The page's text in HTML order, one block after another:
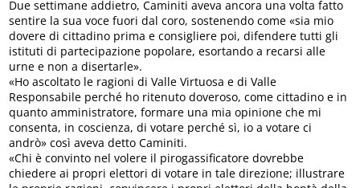
Due settimane addietro, Caminiti aveva ancora una volta fatto
sentire la sua voce fuori dal coro, sostenendo come «sia mio
dovere di cittadino prima e consigliere poi, difendere tutti gli
istituti di partecipazione popolare, esortando a recarsi alle
urne e non a disertarle».
«Ho ascoltato le ragioni di Valle Virtuosa e di Valle
Responsabile perché ho ritenuto doveroso, come cittadino e in
quanto amministratore, formare una mia opinione che mi
consenta, in coscienza, di votare perché sì, io a votare ci
andrò» così aveva detto Caminiti.
«Chi è convinto nel volere il pirogassificatore dovrebbe
chiedere ai propri elettori di votare in tale direzione; illustrare